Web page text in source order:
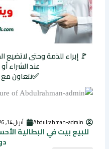
🚩 إبراء للذمة وحتى
عند الشراء
✅نتعاون
Abdulrahman-admin أبريل 14, 2026